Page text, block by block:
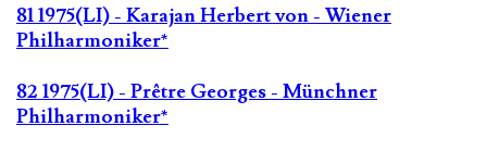
81 1975(LI) - Karajan Herbert von - Wiener
Philharmoniker*
82 1975(LI) - Prêtre Georges - Münchner
Philharmoniker*